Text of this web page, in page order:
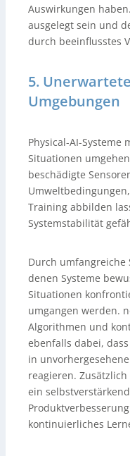
Auswirkungen
ausgelegt sein und
durch beeinflusstes
5.
Umgebungen
Physical-AI-
Situationen
beschädigte
Training abbilden
Systemstabilität
Durch umfangreiche
denen Systeme
Situationen
umgangen werden.
Algorithmen und
ebenfalls dabei,
in
reagieren.
ein
kontinuierliches